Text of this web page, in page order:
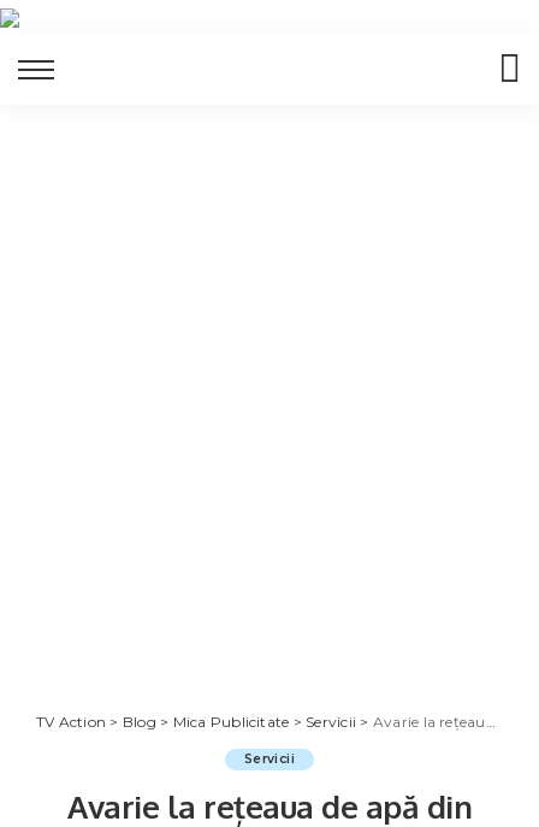
TV Action > Blog > Mica Publicitate > Servicii > Avarie la rețeaua de apă din Constanța – Furnizarea oprită în mai multe zone
Servicii
Avarie la rețeaua de apă din